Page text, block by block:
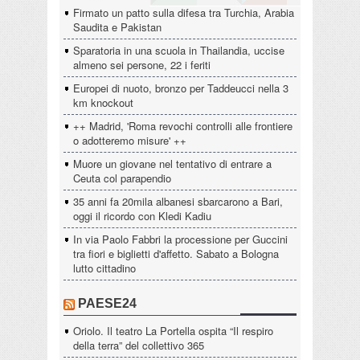
Firmato un patto sulla difesa tra Turchia, Arabia
Saudita e Pakistan
Sparatoria in una scuola in Thailandia, uccise
almeno sei persone, 22 i feriti
Europei di nuoto, bronzo per Taddeucci nella 3
km knockout
++ Madrid, 'Roma revochi controlli alle frontiere
o adotteremo misure' ++
Muore un giovane nel tentativo di entrare a
Ceuta col parapendio
35 anni fa 20mila albanesi sbarcarono a Bari,
oggi il ricordo con Kledi Kadiu
In via Paolo Fabbri la processione per Guccini
tra fiori e biglietti d'affetto. Sabato a Bologna
lutto cittadino
PAESE24
Oriolo. Il teatro La Portella ospita “Il respiro
della terra” del collettivo 365